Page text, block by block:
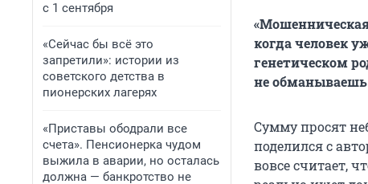
с 1 сентября
«Сейчас бы всё это
запретили»: истории из
советского детства в
пионерских лагерях
«Приставы ободрали все
счета». Пенсионерка чудом
выжила в аварии, но осталась
должна — банкротство не
когда человек
генетическом
не
Сумму просят
поделился с
вовсе считает,